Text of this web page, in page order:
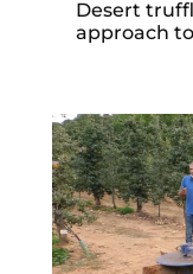
Desert
approach